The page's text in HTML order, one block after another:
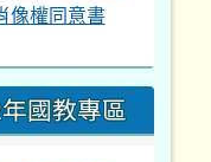
像權同意書
國教專區